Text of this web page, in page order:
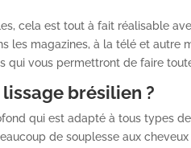
cela est tout à fait réalisable
les magazines, à la télé et
qui vous permettront de faire
lissage brésilien ?
qui est adapté à tous types
de souplesse aux